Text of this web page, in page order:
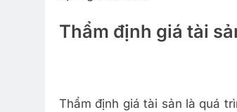
Thẩm định giá tài
Thẩm định giá tài sản là quá